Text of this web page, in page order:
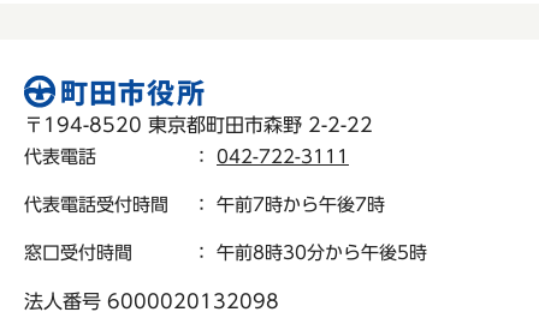
〒194-8520 東京都町田市森野 2-2-22
代表電話 ： 042-722-3111
代表電話受付時間 ： 午前7時から午後7時
窓口受付時間 ： 午前8時30分から午後5時
法人番号 6000020132098